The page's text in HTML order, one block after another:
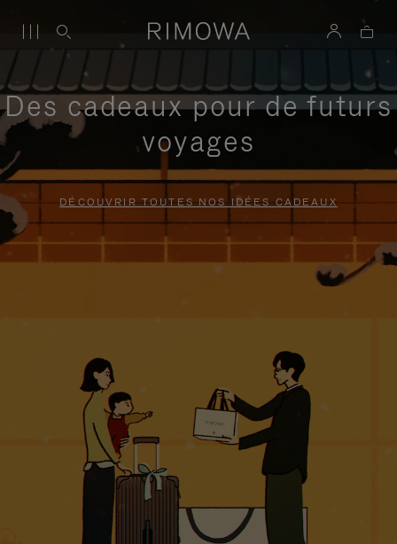
Des cadeaux pour de futurs
voyages
DÉCOUVRIR TOUTES NOS IDÉES CADEAUX